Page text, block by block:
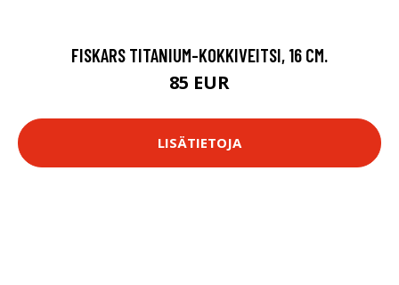
FISKARS TITANIUM-KOKKIVEITSI, 16 CM.
85 EUR
LISÄTIETOJA